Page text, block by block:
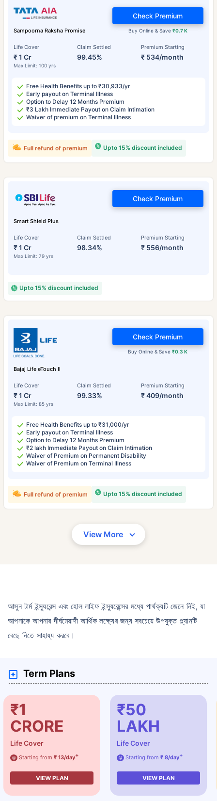
Sampoorna Raksha Promise
Life Cover
₹ 1 Cr
Max Limit: 100 yrs
Claim Settled
99.45%
Premium Starting
₹ 534/month
Buy Online & Save ₹0.7 K
Check Premium
Free Health Benefits up to ₹30,933/yr
Early payout on Terminal Illness
Option to Delay 12 Months Premium
₹3 Lakh Immediate Payout on Claim Intimation
Waiver of premium on Terminal Illness
Upto 15% discount included
Full refund of premium
Smart Shield Plus
Life Cover
₹ 1 Cr
Max Limit: 79 yrs
Claim Settled
98.34%
Premium Starting
₹ 556/month
Check Premium
Upto 15% discount included
Bajaj Life eTouch II
Life Cover
₹ 1 Cr
Max Limit: 85 yrs
Claim Settled
99.33%
Premium Starting
₹ 409/month
Buy Online & Save₹0.3 K
Check Premium
Free Health Benefits up to ₹31,000/yr
Early payout on Terminal Illness
Option to Delay 12 Months Premium
₹2 lakh Immediate Payout on Claim Intimation
Waiver of Premium on Permanent Disability
Waiver of Premium on Terminal Illness
Upto 15% discount included
Full refund of premium
View More
আসুন টার্ম ইন্স্যুরেন্স এবং হোল লাইফ ইন্স্যুরেন্সের মধ্যে পার্থক্যটি জেনে নিই, যা
আপনাকে আপনার দীর্ঘমেয়াদী আর্থিক লক্ষ্যের জন্য সবচেয়ে উপযুক্ত প্ল্যানটি
বেছে নিতে সাহায্য করবে।
Term Plans
₹1
CRORE
Life Cover
@ Starting from ₹ 13/day+
VIEW PLAN
₹50
LAKH
Life Cover
@ Starting from ₹ 8/day+
VIEW PLAN